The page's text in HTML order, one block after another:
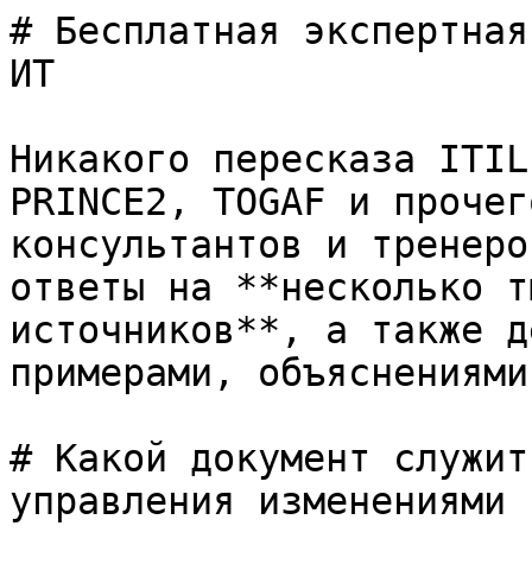
# Бесплатная
ИТ
Никакого пересказа
PRINCE2, TOGAF и
консультантов и
ответы на **несколько
источников**, а также
примерами,
# Какой документ
управления